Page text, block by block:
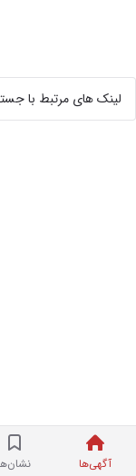
آگهی‌ها
لینک های مرتبط با